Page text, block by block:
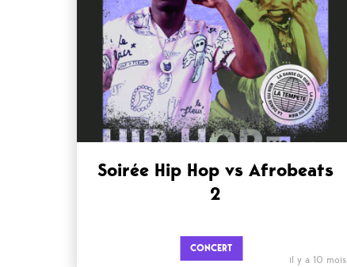
Soirée Hip Hop vs Afrobeats
2
CONCERT
il y a 10 mois